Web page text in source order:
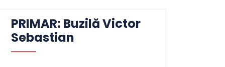
PRIMAR: Buzilă Victor
Sebastian